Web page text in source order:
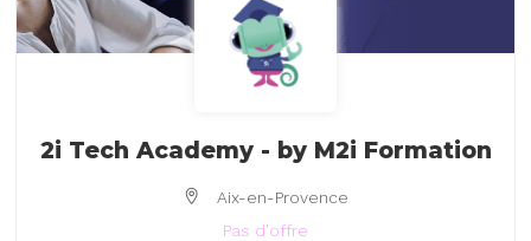
2i Tech Academy - by M2i Formation
Aix-en-Provence
Pas d'offre